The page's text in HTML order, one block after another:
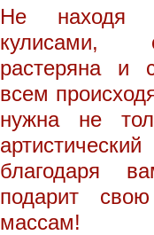
Не находя
кулисами,
растеряна и
всем
нужна не
благодаря
подарит
массам!